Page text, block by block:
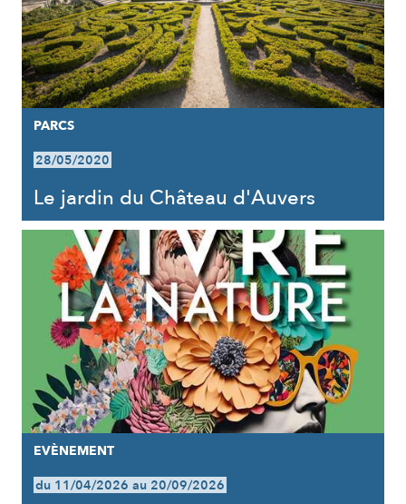
PARCS
28/05/2020
Le jardin du Château d'Auvers
EVÈNEMENT
du 11/04/2026 au 20/09/2026